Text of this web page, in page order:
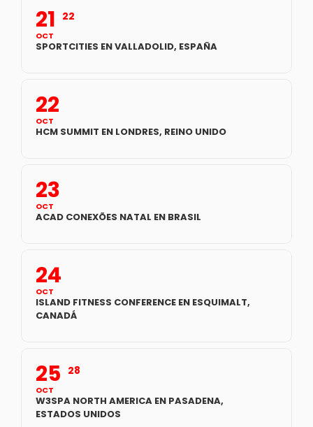
21
OCT
22
SPORTCITIES EN VALLADOLID, ESPAÑA
22
OCT
HCM SUMMIT EN LONDRES, REINO UNIDO
23
OCT
ACAD CONEXÕES NATAL EN BRASIL
24
OCT
ISLAND FITNESS CONFERENCE EN ESQUIMALT,
CANADÁ
25
OCT
28
W3SPA NORTH AMERICA EN PASADENA,
ESTADOS UNIDOS